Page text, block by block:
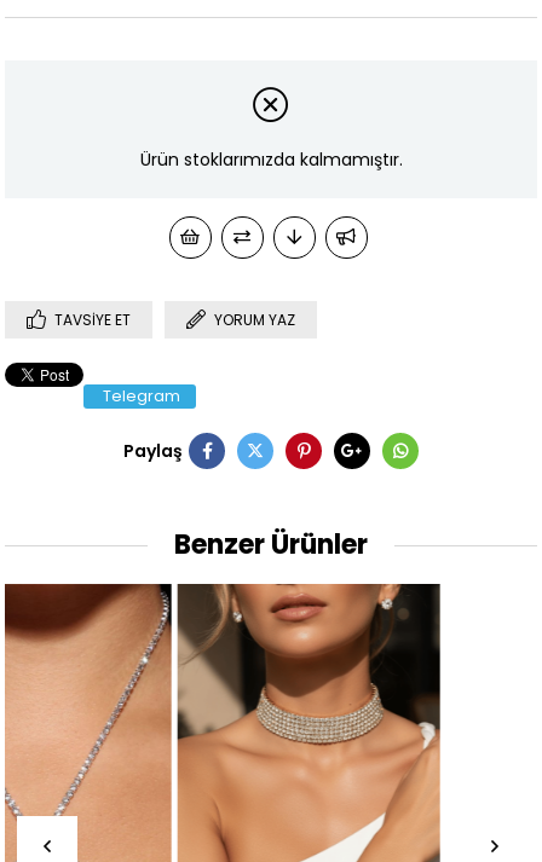
Ürün stoklarımızda kalmamıştır.
TAVSIYE ET YORUM YAZ
Telegram
Paylaş
Benzer Ürünler